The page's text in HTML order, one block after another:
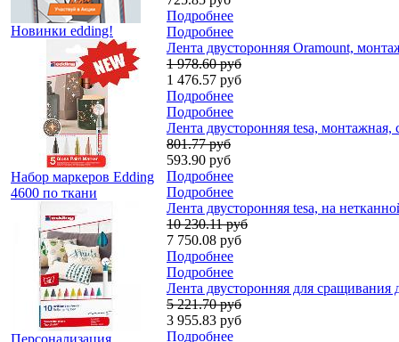
Новинки edding!
Набор маркеров Edding
4600 по ткани
Персонализация
Подробнее
Подробнее
Лента двусторонняя Oramount,
1 978.60 руб
1 476.57 руб
Подробнее
Подробнее
Лента двусторонняя tesa,
801.77 руб
593.90 руб
Подробнее
Подробнее
Лента двусторонняя tesa, на
10 230.11 руб
7 750.08 руб
Подробнее
Подробнее
Лента двусторонняя для
5 221.70 руб
3 955.83 руб
Подробнее